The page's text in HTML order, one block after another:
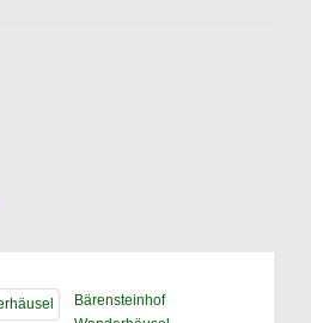
Bärensteinhof